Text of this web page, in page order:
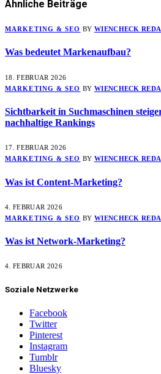
Ähnliche Beiträge
MARKETING & SEO BY WIENCHECK
Was bedeutet Markenaufbau?
18. FEBRUAR 2026
MARKETING & SEO BY WIENCHECK
Sichtbarkeit in Suchmaschinen
nachhaltige Rankings
17. FEBRUAR 2026
MARKETING & SEO BY WIENCHECK
Was ist Content-Marketing?
4. FEBRUAR 2026
MARKETING & SEO BY WIENCHECK
Was ist Network-Marketing?
4. FEBRUAR 2026
Soziale Netzwerke
Facebook
Twitter
Pinterest
Instagram
Tumblr
Bluesky